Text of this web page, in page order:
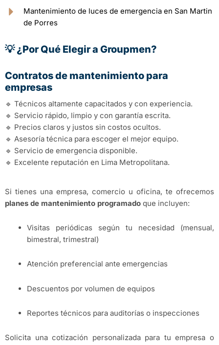
Mantenimiento de luces de emergencia en San Martin
de Porres
💡 ¿Por Qué Elegir a Groupmen?
Contratos de mantenimiento para
empresas
🔹 Técnicos altamente capacitados y con experiencia.
🔹 Servicio rápido, limpio y con garantía escrita.
🔹 Precios claros y justos sin costos ocultos.
🔹 Asesoría técnica para escoger el mejor equipo.
🔹 Servicio de emergencia disponible.
🔹 Excelente reputación en Lima Metropolitana.
Si tienes una empresa, comercio u oficina, te ofrecemos
planes de mantenimiento programado que incluyen:
Visitas periódicas según tu necesidad (mensual,
bimestral, trimestral)
Atención preferencial ante emergencias
Descuentos por volumen de equipos
Reportes técnicos para auditorías o inspecciones
Solicita una cotización personalizada para tu empresa o